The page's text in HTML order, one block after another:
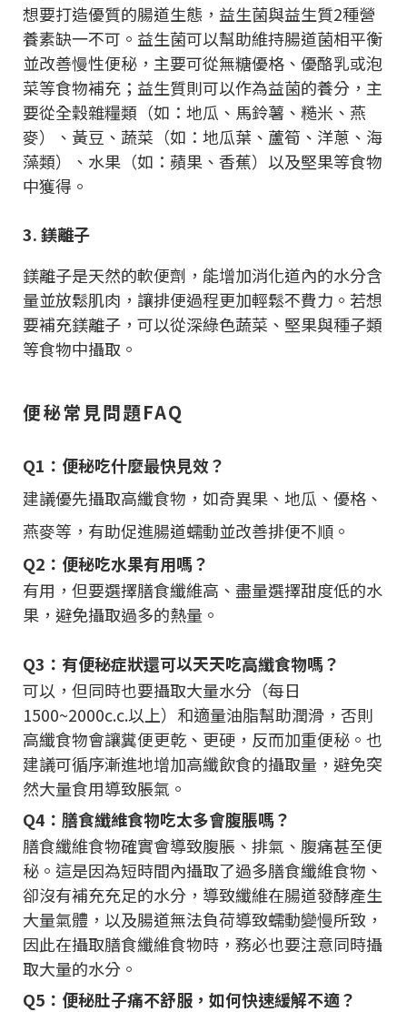
想要打造優質的腸道生態，益生菌與益生質2種營
養素缺一不可。益生菌可以幫助維持腸道菌相平衡
並改善慢性便秘，主要可從無糖優格、優酪乳或泡
菜等食物補充；益生質則可以作為益菌的養分，主
要從全穀雜糧類（如：地瓜、馬鈴薯、糙米、燕
麥）、黃豆、蔬菜（如：地瓜葉、蘆筍、洋蔥、海
藻類）、水果（如：蘋果、香蕉）以及堅果等食物
中獲得。
3. 鎂離子
鎂離子是天然的軟便劑，能增加消化道內的水分含
量並放鬆肌肉，讓排便過程更加輕鬆不費力。若想
要補充鎂離子，可以從深綠色蔬菜、堅果與種子類
等食物中攝取。
便秘常見問題FAQ
Q1：便秘吃什麼最快見效？
建議優先攝取高纖食物，如奇異果、地瓜、優格、
燕麥等，有助促進腸道蠕動並改善排便不順。
Q2：便秘吃水果有用嗎？
有用，但要選擇膳食纖維高、盡量選擇甜度低的水
果，避免攝取過多的熱量。
Q3：有便秘症狀還可以天天吃高纖食物嗎？
可以，但同時也要攝取大量水分（每日
1500~2000c.c.以上）和適量油脂幫助潤滑，否則
高纖食物會讓糞便更乾、更硬，反而加重便秘。也
建議可循序漸進地增加高纖飲食的攝取量，避免突
然大量食用導致脹氣。
Q4：膳食纖維食物吃太多會腹脹嗎？
膳食纖維食物確實會導致腹脹、排氣、腹痛甚至便
秘。這是因為短時間內攝取了過多膳食纖維食物、
卻沒有補充充足的水分，導致纖維在腸道發酵產生
大量氣體，以及腸道無法負荷導致蠕動變慢所致，
因此在攝取膳食纖維食物時，務必也要注意同時攝
取大量的水分。
Q5：便秘肚子痛不舒服，如何快速緩解不適？